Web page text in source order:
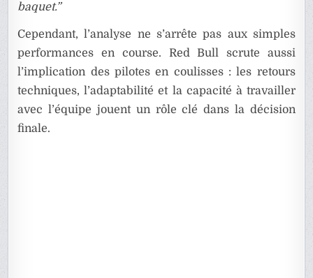
baquet.”
Cependant, l’analyse ne s’arrête pas aux simples
performances en course. Red Bull scrute aussi
l’implication des pilotes en coulisses : les retours
techniques, l’adaptabilité et la capacité à travailler
avec l’équipe jouent un rôle clé dans la décision
finale.